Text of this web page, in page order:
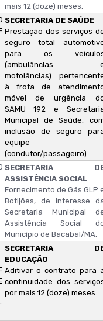
mais 12 (doze) meses.
SECRETARIA DE SAÚDE
Prestação dos serviços
seguro total
para os
(ambulâncias
motolâncias)
à frota de
móvel de urgência
SAMU 192 e
Municipal de Saúde,
inclusão de seguro
equipe
(condutor/passageiro)
SECRETARIA
ASSISTÊNCIA SOCIAL
Fornecimento de Gás GLP
Botijões, de interesse
Secretaria Municipal
Assistência Social
Município de Bacabal/MA.
SECRETARIA
EDUCAÇÃO
Aditivar o contrato para
continuidade dos
por mais 12 (doze) meses.